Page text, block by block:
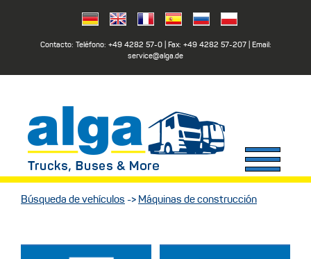
Contacto: Teléfono: +49 4282 57-0| Fax: +49 4282 57-207| Email:
service@alga.de
Búsqueda de vehículos -> Máquinas de construcción